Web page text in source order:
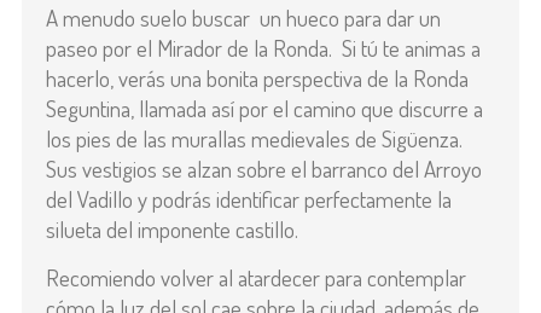
A menudo suelo buscar un hueco para dar un
paseo por el Mirador de la Ronda. Si tú te animas a
hacerlo, verás una bonita perspectiva de la Ronda
Seguntina, llamada así por el camino que discurre a
los pies de las murallas medievales de Sigüenza.
Sus vestigios se alzan sobre el barranco del Arroyo
del Vadillo y podrás identificar perfectamente la
silueta del imponente castillo.
Recomiendo volver al atardecer para contemplar